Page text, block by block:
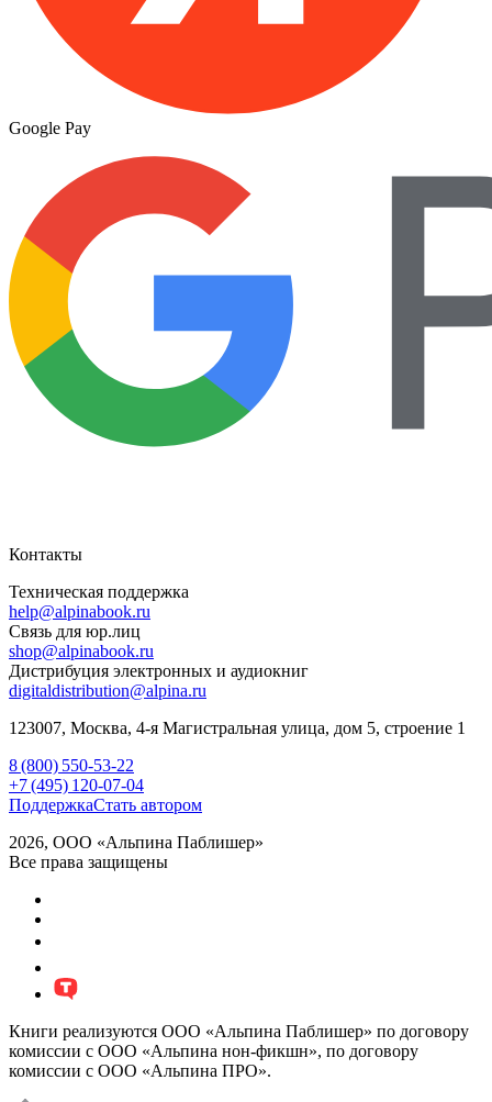
Google Pay
Контакты
Техническая поддержка
help@alpinabook.ru
Связь для юр.лиц
shop@alpinabook.ru
Дистрибуция электронных и аудиокниг
digitaldistribution@alpina.ru
123007, Москва, 4-я Магистральная улица, дом 5, строение 1
8 (800) 550-53-22
+7 (495) 120-07-04
ПоддержкаСтать автором
2026, ООО «Альпина Паблишер»
Все права защищены
Книги реализуются ООО «Альпина Паблишер» по договору
комиссии с ООО «Альпина нон-фикшн», по договору
комиссии с ООО «Альпина ПРО».